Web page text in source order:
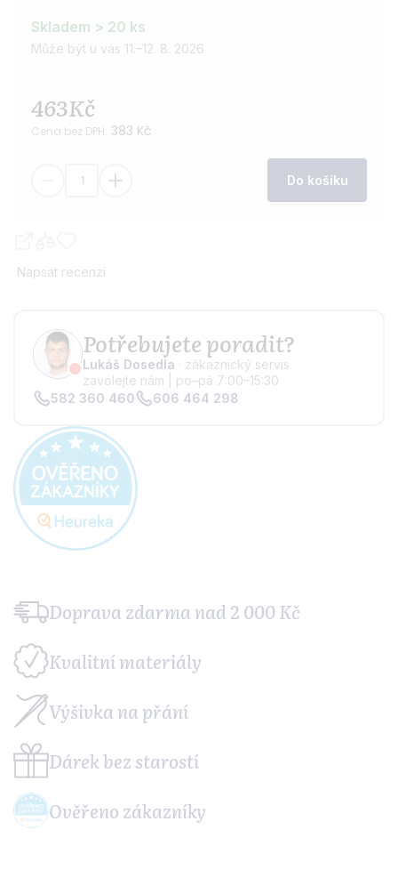
Skladem > 20 ks
Může být u vás 11.–12. 8. 2026
463Kč
Cena bez DPH: 383 Kč
Do košíku
Napsat recenzi
Potřebujete poradit?
Lukáš Dosedla · zákaznický servis
zavolejte nám | po–pá 7:00–15:30
582 360 460
606 464 298
Doprava zdarmanad 2 000 Kč
Kvalitnímateriály
Výšivkana přání
Dárekbez starostí
Ověřeno zákazníky